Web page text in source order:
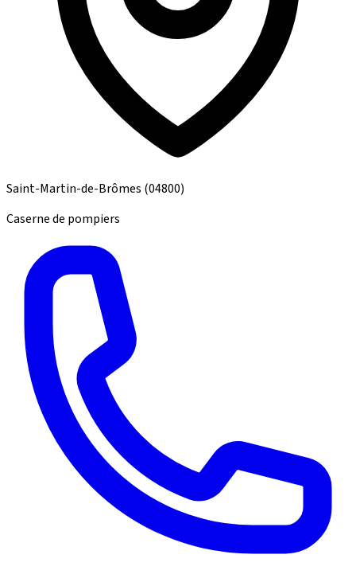
Saint-Martin-de-Brômes (04800)
Caserne de pompiers